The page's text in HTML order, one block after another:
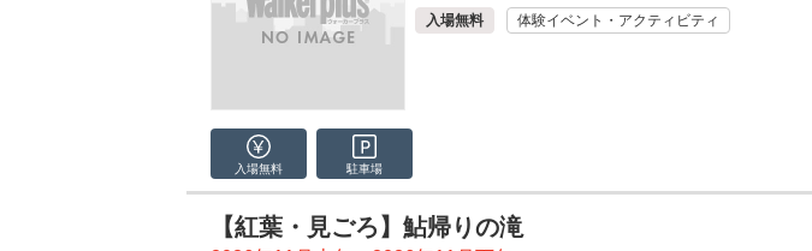
入場無料 体験イベント・アクティビティ
入場無料 駐車場
【紅葉・見ごろ】鮎帰りの滝